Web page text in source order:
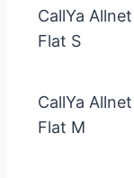
CallYa Allnet
Flat S
CallYa Allnet
Flat M